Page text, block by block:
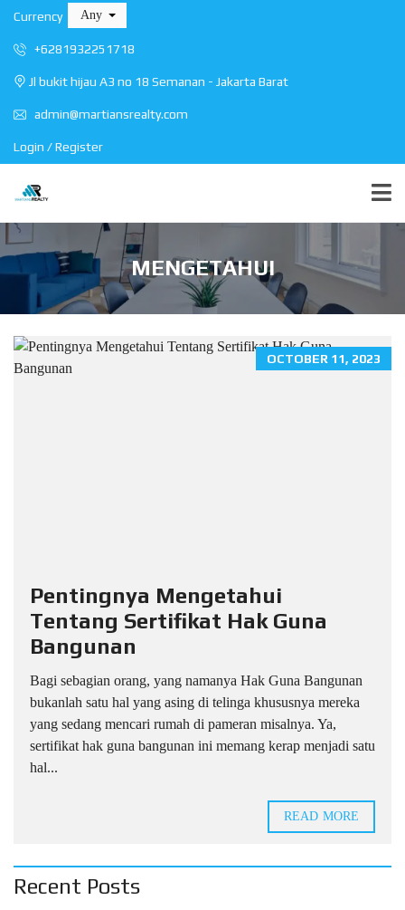
Currency Any
+6281932251718
Jl bukit hijau A3 no 18 Semanan - Jakarta Barat
admin@martiansrealty.com
Login / Register
MENGETAHUI
OCTOBER 11, 2023
Pentingnya Mengetahui
Tentang Sertifikat Hak Guna
Bangunan
Bagi sebagian orang, yang namanya Hak Guna Bangunan
bukanlah satu hal yang asing di telinga khususnya mereka
yang sedang mencari rumah di pameran misalnya. Ya,
sertifikat hak guna bangunan ini memang kerap menjadi satu
hal...
READ MORE
Recent Posts